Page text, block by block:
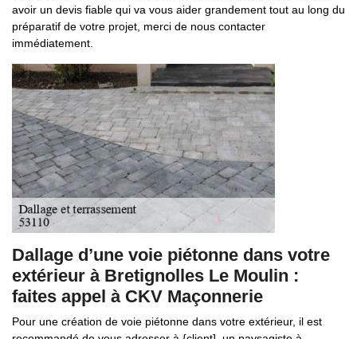
avoir un devis fiable qui va vous aider grandement tout au long du
préparatif de votre projet, merci de nous contacter
immédiatement.
Dallage d’une voie piétonne dans votre
extérieur à Bretignolles Le Moulin :
faites appel à CKV Maçonnerie
Pour une création de voie piétonne dans votre extérieur, il est